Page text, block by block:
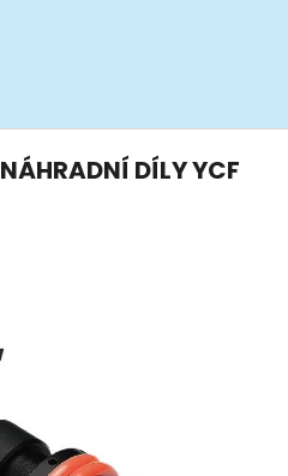
NÁHRADNÍ DÍLY YCF